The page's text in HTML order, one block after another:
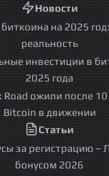
Новости
на 2025
реальность
инвестиции в
2025 года
Road ожили после
Bitcoin в движении
Статьи
за регистрацию –
бонусом 2026